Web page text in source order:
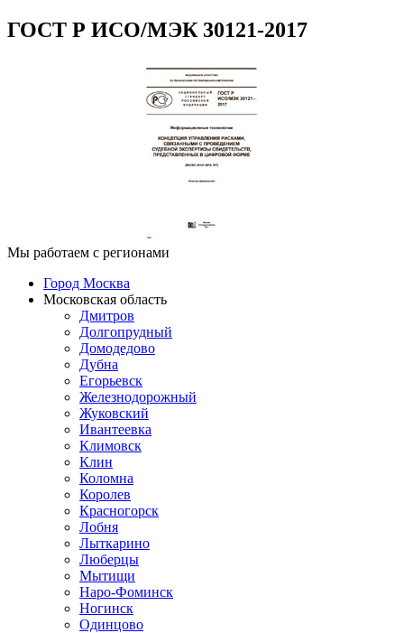
ГОСТ Р ИСО/МЭК 30121-2017
Мы работаем с регионами
Город Москва
Московская область
Дмитров
Долгопрудный
Домодедово
Дубна
Егорьевск
Железнодорожный
Жуковский
Ивантеевка
Климовск
Клин
Коломна
Королев
Красногорск
Лобня
Лыткарино
Люберцы
Мытищи
Наро-Фоминск
Ногинск
Одинцово